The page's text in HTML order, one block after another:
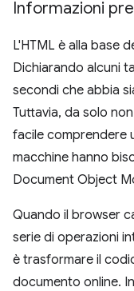
Informazioni
L'HTML è alla base
Dichiarando alcuni
secondi che abbia
Tuttavia, da solo
facile comprendere
macchine hanno
Document Object
Quando il browser
serie di operazioni
è trasformare il
documento online.